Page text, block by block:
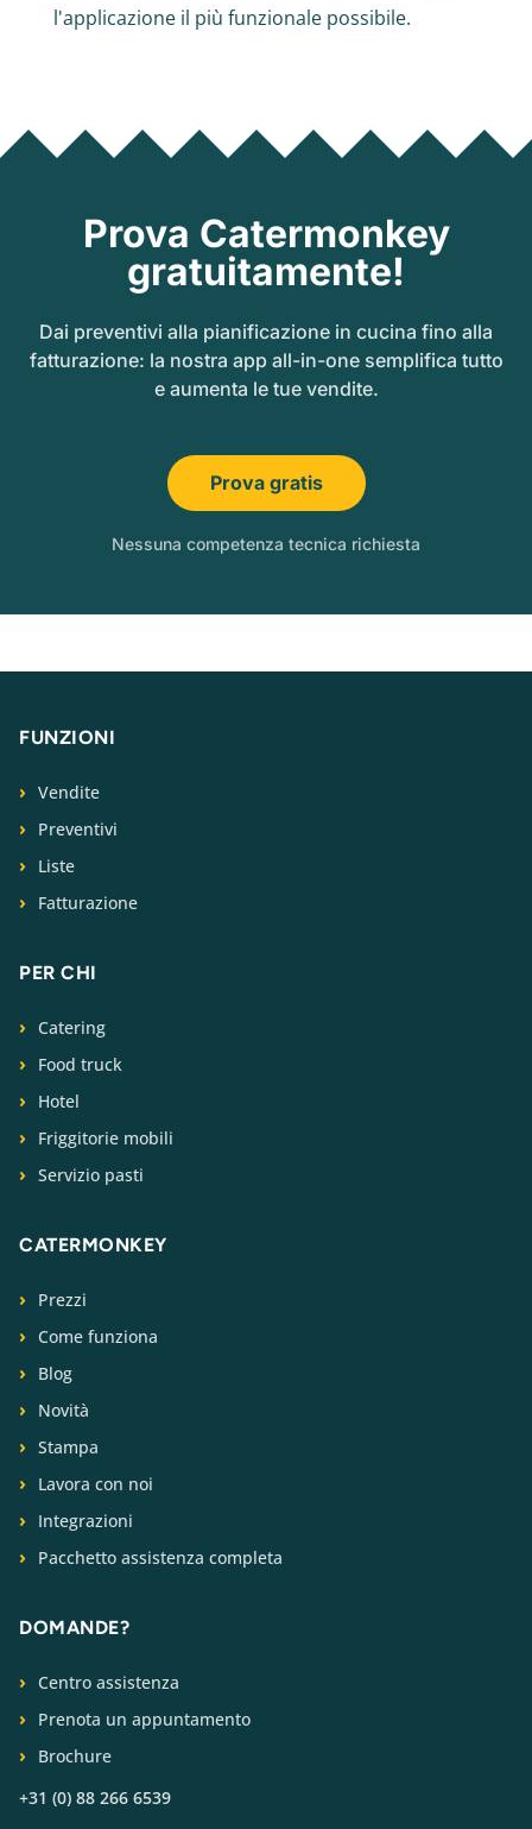
l'applicazione il più funzionale possibile.
Prova Catermonkey
gratuitamente!
Dai preventivi alla pianificazione in cucina fino alla
fatturazione: la nostra app all-in-one semplifica tutto
e aumenta le tue vendite.
Prova gratis
Nessuna competenza tecnica richiesta
FUNZIONI
Vendite
Preventivi
Liste
Fatturazione
PER CHI
Catering
Food truck
Hotel
Friggitorie mobili
Servizio pasti
CATERMONKEY
Prezzi
Come funziona
Blog
Novità
Stampa
Lavora con noi
Integrazioni
Pacchetto assistenza completa
DOMANDE?
Centro assistenza
Prenota un appuntamento
Brochure
+31 (0) 88 266 6539